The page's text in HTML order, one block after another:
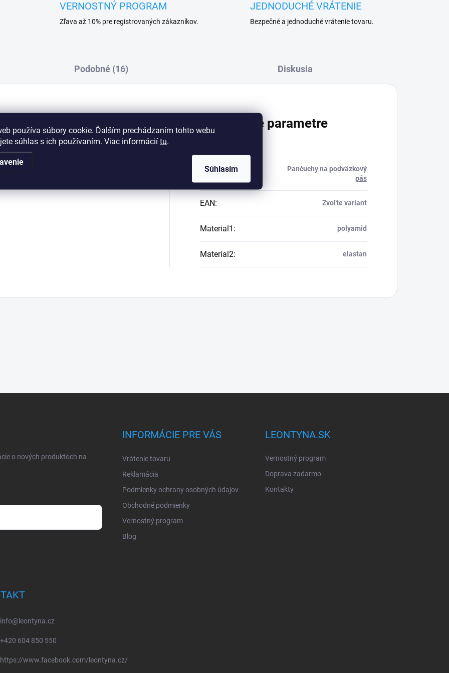
používa súbory cookie. Ďalším prechádzaním tohto webu
súhlas s ich používaním. Viac informácií tu.
Súhlasím
VERNOSTNÝ PROGRAM
Zľava až 10% pre registrovaných zákazníkov.
JEDNODUCHÉ VRÁTENIE
Bezpečné a jednoduché vrátenie tovaru.
Podobné (16) Diskusia
Dodatočné parametre
Kategória:
Pančuchy na podväzkový
pás
EAN: Zvoľte variant
Material1 : polyamid
Material2: elastan
o nových produktoch na
INFORMÁCIE PRE VÁS
Vrátenie tovaru
Reklamácia
Podmienky ochrany osobných údajov
Obchodné podmienky
Vernostný program
Blog
LEONTYNA.SK
Vernostný program
Doprava zadarmo
Kontakty
info@ leontyna.cz
+420 604 850 550
https://www.facebook.com/leontyna.cz/